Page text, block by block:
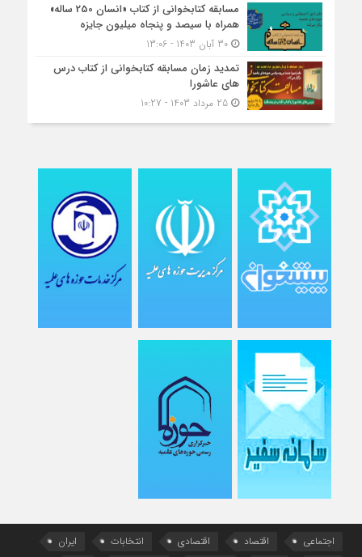
مسابقه کتاب‎خوانی از کتاب «انسان 250 ساله»
همراه با سیصد و پنجاه میلیون جایزه
30 آبان 1403 - 13:06
تمدید زمان مسابقه کتابخوانی از کتاب درس
های عاشورا
25 مرداد 1403 - 10:27
اجتماعی اقتصاد اقتصادی انتخابات ایران